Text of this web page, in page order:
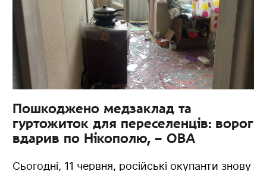
Пошкоджено медзаклад та
гуртожиток для переселенців: ворог
вдарив по Нікополю, – ОВА
Сьогодні, 11 червня, російські окупанти знову